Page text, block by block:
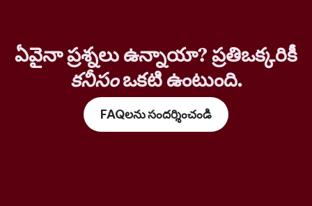
ఏవైనా ప్రశ్నలు ఉన్నాయా? ప్రతిఒక్కరికీ
కనీసంఒకటి ఉంటుంది.
FAQలను సందర్శించండి